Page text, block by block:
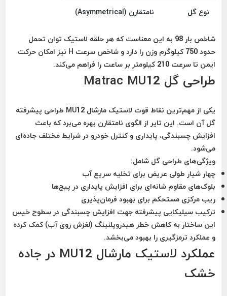
نوع گل
نامتقارن (Asymmetrical)
شاخص بار 98 به این معناست که هر حلقه لاستیک توان تحمل
حدود 750 کیلوگرم وزن را دارد و شاخص سرعت H نیز امکان حرکت
ایمن تا سرعت 210 کیلومتر بر ساعت را فراهم می‌کند.
طراحی گل Matrac MU12
یکی از مهم‌ترین نقاط قوت لاستیک مارشال MU12 طراحی پیشرفته
گل آن است. این تایر از الگوی نامتقارن بهره می‌برد که باعث
افزایش چسبندگی، پایداری و کنترل خودرو در شرایط مختلف جاده‌ای
می‌شود.
ویژگی‌های طراحی گل شامل:
چهار شیار طولی عریض برای تخلیه سریع آب
بلوک‌های مقاوم شانه‌ای برای افزایش پایداری در پیچ‌ها
ریب مرکزی مستحکم برای بهبود فرمان‌پذیری
ترکیب سیلیکایی پیشرفته جهت افزایش چسبندگی در سطوح خیس
این ساختار به کاهش خطر هیدروپلنینگ (لغزش روی آب) کمک کرده
و عملکرد ترمزگیری را بهبود می‌بخشد.
عملکرد لاستیک مارشال MU12 در جاده
خشک